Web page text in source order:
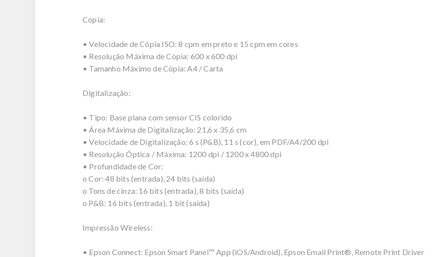
Cópia:
• Velocidade de Cópia ISO: 8 cpm em preto e 15 cpm em cores
• Resolução Máxima de Cópia: 600 x 600 dpi
• Tamanho Máximo de Cópia: A4 / Carta
Digitalização:
• Tipo: Base plana com sensor CIS colorido
• Área Máxima de Digitalização: 21,6 x 35,6 cm
• Velocidade de Digitalização: 6 s (P&B), 11 s (cor), em PDF/A4/200 dpi
• Resolução Óptica / Máxima: 1200 dpi / 1200 x 4800 dpi
• Profundidade de Cor:
o Cor: 48 bits (entrada), 24 bits (saída)
o Tons de cinza: 16 bits (entrada), 8 bits (saída)
o P&B: 16 bits (entrada), 1 bit (saída)
Impressão Wireless:
• Epson Connect: Epson Smart Panel™ App (iOS/Android), Epson Email Print®, Remote Print Driver